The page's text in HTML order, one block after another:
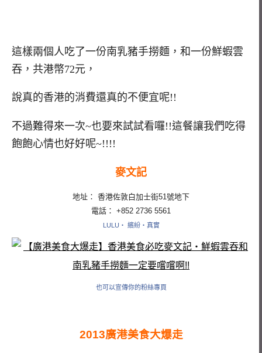
這樣兩個人吃了一份南乳豬手撈麵，和一份鮮蝦雲
吞，共港幣72元，
說真的香港的消費還真的不便宜呢!!
不過難得來一次~也要來試試看囉!!這餐讓我們吃得
飽飽心情也好好呢~!!!!
麥文記
地址： 香港佐敦白加士街51號地下
電話： +852 2736 5561
LULU‧ 繽紛‧真實
也可以宣傳你的粉絲專頁
2013廣港美食大爆走